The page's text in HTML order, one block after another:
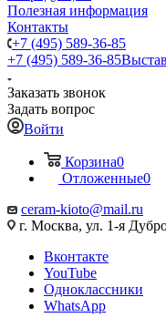
Полезная информация
Контакты
+7 (495) 589-36-85
+7 (495) 589-36-85
Заказать звонок
Задать вопрос
Войти
Корзина0
Отложенные0
ceram-kioto@mail.ru
г. Москва, ул. 1-я
Вконтакте
YouTube
Одноклассники
WhatsApp